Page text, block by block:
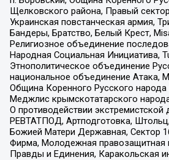
Щелковского района, Правый
Украинская повстанческая армия,
Бандеры, Братство, Белый Крест,
Религиозное объединение
Народная Социальная Инициатива,
Этнополитическое объединение
национальное объединение Атака,
Община Коренного Русского народа
Меджлис крымскотатарского
О противодействии экстремистской
РЕВТАТПОД, Артподготовка,
Божией Матери Державная, Сектор
Фирма, Молодежная правозащитная
Правды и Единения, Каракольская